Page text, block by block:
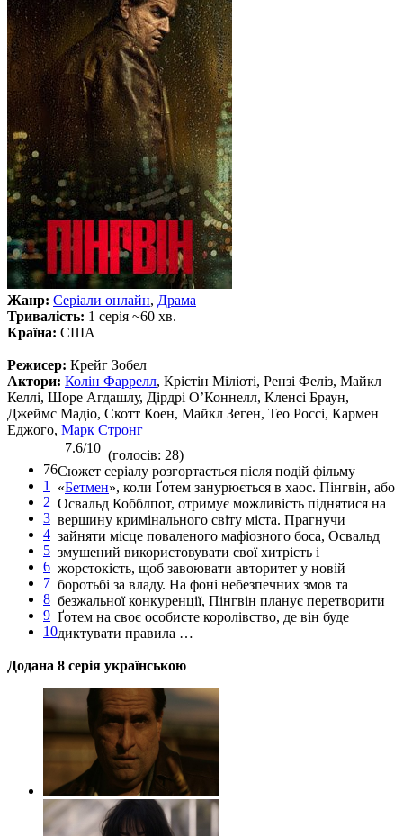
Жанр: Серіали онлайн, Драма
Тривалість: 1 серія ~60 хв.
Країна: США
Режисер: Крейг Зобел
Актори: Колін Фаррелл, Крістін Міліоті, Рензі Феліз, Майкл
Келлі, Шоре Агдашлу, Дірдрі О’Коннелл, Кленсі Браун,
Джеймс Мадіо, Скотт Коен, Майкл Зеген, Тео Россі, Кармен
Еджого, Марк Стронг
76
1
2
3
4
5
6
7
8
9
10
7.6/10 (голосів: 28)
Сюжет серіалу розгортається після подій фільму
«Бетмен», коли Ґотем занурюється в хаос. Пінгвін, або
Освальд Кобблпот, отримує можливість піднятися на
вершину кримінального світу міста. Прагнучи
зайняти місце поваленого мафіозного боса, Освальд
змушений використовувати свої хитрість і
жорстокість, щоб завоювати авторитет у новій
боротьбі за владу. На фоні небезпечних змов та
безжальної конкуренції, Пінгвін планує перетворити
Ґотем на своє особисте королівство, де він буде
диктувати правила …
Додана 8 серія українською